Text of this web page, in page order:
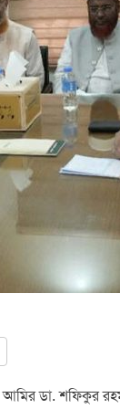
ডা. শফিকুর